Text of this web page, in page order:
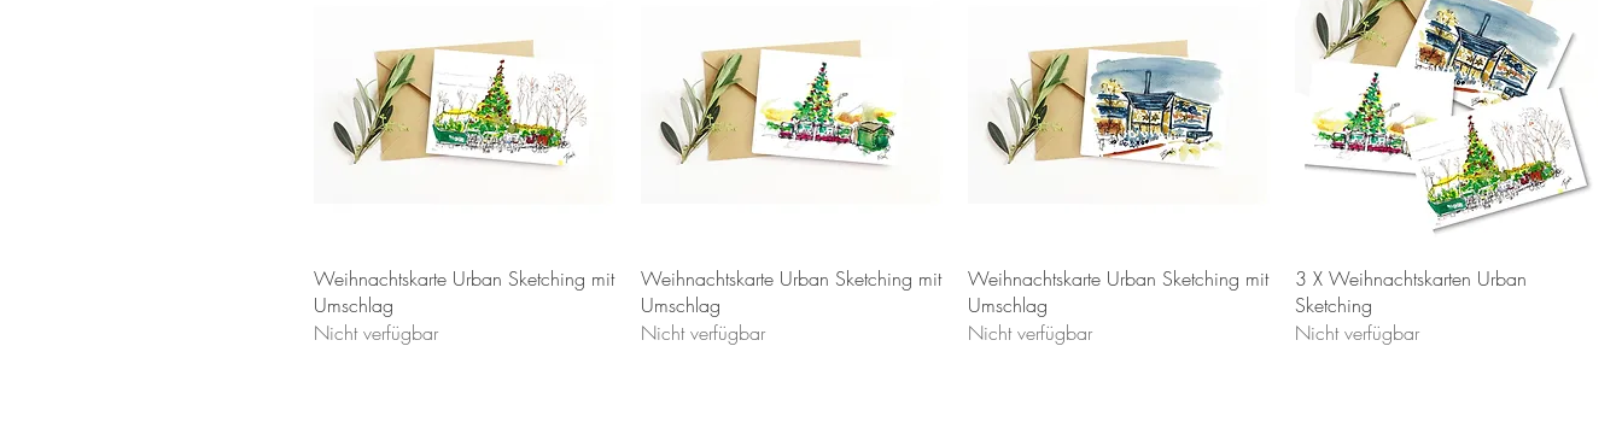
Weihnachtskarte Urban Sketching mit
Umschlag
Nicht verfügbar
Weihnachtskarte Urban Sketching mit
Umschlag
Nicht verfügbar
Weihnachtskarte Urban Sketching mit
Umschlag
Nicht verfügbar
3 X Weihnachtskarten Urban
Sketching
Nicht verfügbar